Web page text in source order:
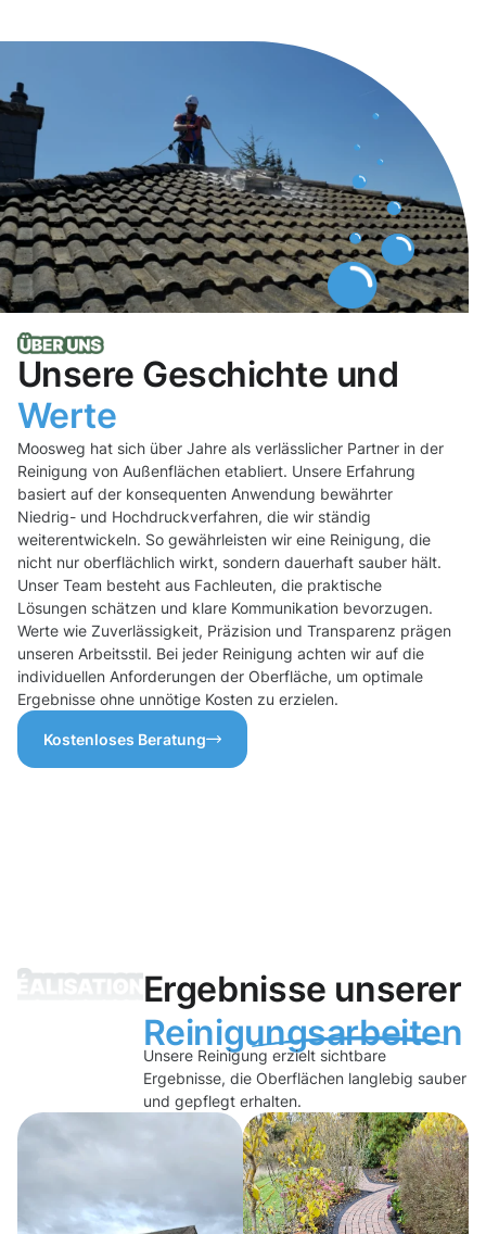
Unsere Geschichte und
Werte
Moosweg hat sich über Jahre als verlässlicher Partner in der
Reinigung von Außenflächen etabliert. Unsere Erfahrung
basiert auf der konsequenten Anwendung bewährter
Niedrig- und Hochdruckverfahren, die wir ständig
weiterentwickeln. So gewährleisten wir eine Reinigung, die
nicht nur oberflächlich wirkt, sondern dauerhaft sauber hält.
Unser Team besteht aus Fachleuten, die praktische
Lösungen schätzen und klare Kommunikation bevorzugen.
Werte wie Zuverlässigkeit, Präzision und Transparenz prägen
unseren Arbeitsstil. Bei jeder Reinigung achten wir auf die
individuellen Anforderungen der Oberfläche, um optimale
Ergebnisse ohne unnötige Kosten zu erzielen.
Kostenloses Beratung
Ergebnisse unserer
Reinigungsarbeiten
Unsere Reinigung erzielt sichtbare
Ergebnisse, die Oberflächen langlebig sauber
und gepflegt erhalten.